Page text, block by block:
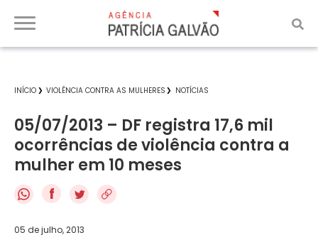
INÍCIO VIOLÊNCIA CONTRA AS MULHERES NOTÍCIAS
05/07/2013 – DF registra 17,6 mil
ocorrências de violência contra a
mulher em 10 meses
f
05 de julho, 2013